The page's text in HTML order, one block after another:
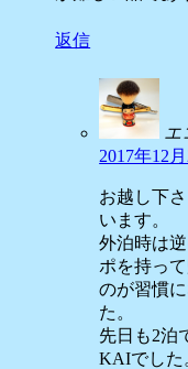
返信
エ
2017年12
お越し下
います。
外泊時は
ポを持っ
のが習慣
た。
先日も2泊
KAIでした